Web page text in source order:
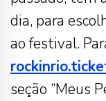
dia, para
ao festival.
seção “Meus